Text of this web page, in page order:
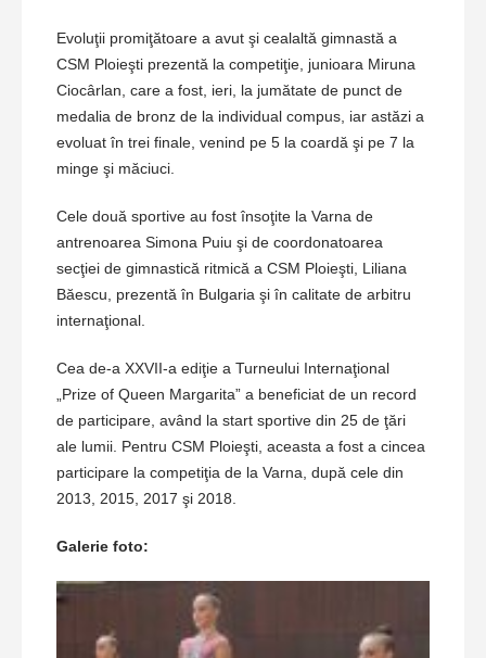
Evoluţii promiţătoare a avut şi cealaltă gimnastă a
CSM Ploieşti prezentă la competiţie, junioara Miruna
Ciocârlan, care a fost, ieri, la jumătate de punct de
medalia de bronz de la individual compus, iar astăzi a
evoluat în trei finale, venind pe 5 la coardă şi pe 7 la
minge şi măciuci.
Cele două sportive au fost însoţite la Varna de
antrenoarea Simona Puiu şi de coordonatoarea
secţiei de gimnastică ritmică a CSM Ploieşti, Liliana
Băescu, prezentă în Bulgaria şi în calitate de arbitru
internaţional.
Cea de-a XXVII-a ediţie a Turneului Internaţional
„Prize of Queen Margarita” a beneficiat de un record
de participare, având la start sportive din 25 de ţări
ale lumii. Pentru CSM Ploieşti, aceasta a fost a cincea
participare la competiţia de la Varna, după cele din
2013, 2015, 2017 şi 2018.
Galerie foto: